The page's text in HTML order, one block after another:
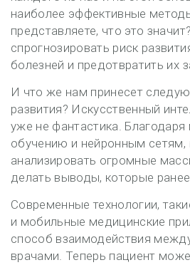
наиболее эффективные
представляете, что это
спрогнозировать риск
болезней и предотвратить их
И что же нам принесет
развития? Искусственный
уже не фантастика.
обучению и нейронным
анализировать огромные
делать выводы, которые
Современные технологии,
и мобильные медицинские
способ взаимодействия
врачами. Теперь пациент